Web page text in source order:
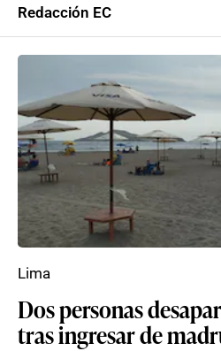
Redacción EC
Dos personas
tras ingresar de
Lima